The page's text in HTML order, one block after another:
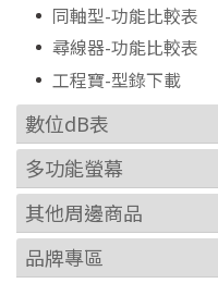
同軸型-功能比較表
尋線器-功能比較表
工程寶-型錄下載
數位dB表
多功能螢幕
其他周邊商品
品牌專區